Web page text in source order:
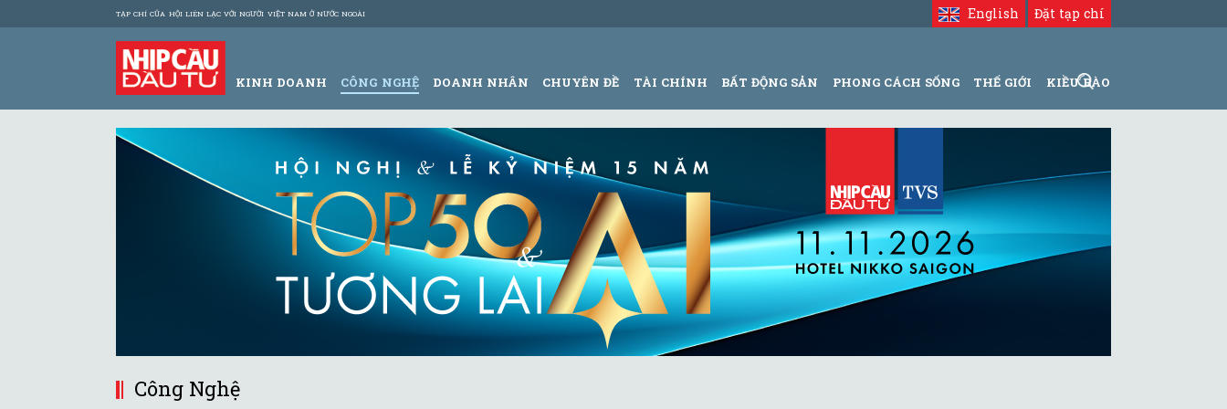
TẠP CHÍ CỦA HỘI LIÊN LẠC VỚI NGƯỜI VIỆT NAM Ở NƯỚC NGOÀI Đặt tạp chí
English
KINH DOANH CÔNG NGHỆ DOANH NHÂN CHUYÊN ĐỀ TÀI CHÍNH BẤT ĐỘNG SẢN PHONG CÁCH SỐNG THẾ GIỚI KIỀU BÀO
Công Nghệ